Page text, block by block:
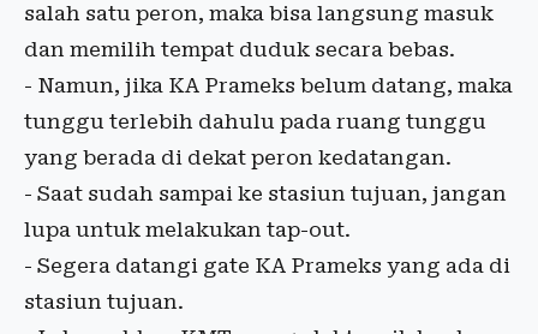
salah satu peron, maka bisa langsung masuk
dan memilih tempat duduk secara bebas.
- Namun, jika KA Prameks belum datang, maka
tunggu terlebih dahulu pada ruang tunggu
yang berada di dekat peron kedatangan.
- Saat sudah sampai ke stasiun tujuan, jangan
lupa untuk melakukan tap-out.
- Segera datangi gate KA Prameks yang ada di
stasiun tujuan.